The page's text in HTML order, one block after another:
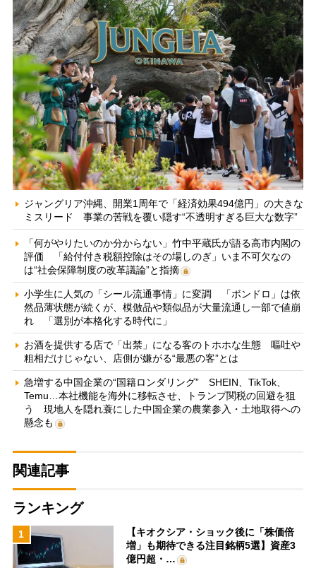
ジャングリア沖縄、開業1周年で「経済効果494億円」の大きな
ミスリード 事業の苦戦を覆い隠す“不透明すぎる巨大な数字”
「何がやりたいのか分からない」竹中平蔵氏が語る高市内閣の
評価 「給付付き税額控除はその場しのぎ」いま不可欠なの
は“社会保障制度の改革議論”と指摘
小学生に人気の「シール流通事情」に変調 「ボンドロ」は依
然品薄状態が続くが、模倣品や類似品が大量流通し一部で値崩
れ 「選別が本格化する時代に」
お酒を提供する店で「出禁」になる客のトホホな生態 嘔吐や
粗相だけじゃない、店側が嫌がる“最悪の客”とは
急増する中国企業の“国籍ロンダリング” SHEIN、TikTok、
Temu…本社機能を海外に移転させ、トランプ関税の回避を狙
う 現地人を隠れ蓑にした中国企業の農業参入・土地取得への
懸念も
関連記事
ランキング
1
【キオクシア・ショック後に「株価倍
増」も期待できる注目銘柄5選】資産3
億円超・…